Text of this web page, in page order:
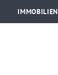
IMMOBILIEN